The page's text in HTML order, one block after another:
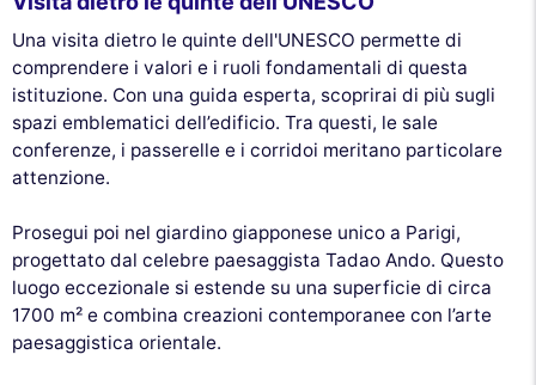
Una visita dietro le quinte dell'UNESCO permette di
comprendere i valori e i ruoli fondamentali di questa
istituzione. Con una guida esperta, scoprirai di più sugli
spazi emblematici dell’edificio. Tra questi, le sale
conferenze, i passerelle e i corridoi meritano particolare
attenzione.
Prosegui poi nel giardino giapponese unico a Parigi,
progettato dal celebre paesaggista Tadao Ando. Questo
luogo eccezionale si estende su una superficie di circa
1700 m² e combina creazioni contemporanee con l’arte
paesaggistica orientale.